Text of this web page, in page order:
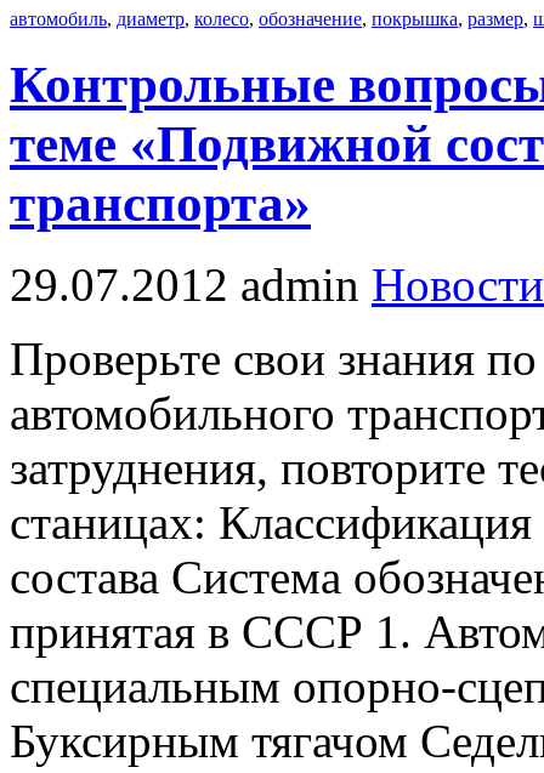
автомобиль, диаметр, колесо, обозначение, покрышка, размер,
Контрольные
теме «Подвижной
транспорта»
29.07.2012 admin Новости
Проверьте свои знания
автомобильного
затруднения, повторите
станицах:
состава Система
принятая в СССР 1.
специальным опорно-
Буксирным тягачом